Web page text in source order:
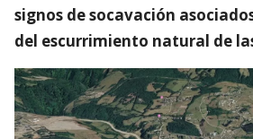
signos de socavación
del escurrimiento natural de